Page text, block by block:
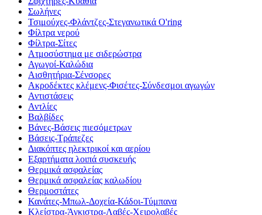
Σωλήνες
Τσιμούχες-Φλάντζες-Στεγανωτικά O'ring
Φίλτρα νερού
Φίλτρα-Σίτες
Ατμοσύστημα με σιδερώστρα
Αγωγοί-Καλώδια
Αισθητήρια-Σένσορες
Ακροδέκτες κλέμενς-Φισέτες-Σύνδεσμοι αγωγών
Αντιστάσεις
Αντλίες
Βαλβίδες
Βάνες-Βάσεις πιεσόμετρων
Βάσεις-Τράπεζες
Διακόπτες ηλεκτρικοί και αερίου
Εξαρτήματα λοιπά συσκευής
Θερμικά ασφαλείας
Θερμικά ασφαλείας καλωδίου
Θερμοστάτες
Κανάτες-Μπωλ-Δοχεία-Κάδοι-Τύμπανα
Κλείστρα-Άγκιστρα-Λαβές-Χειρολαβές